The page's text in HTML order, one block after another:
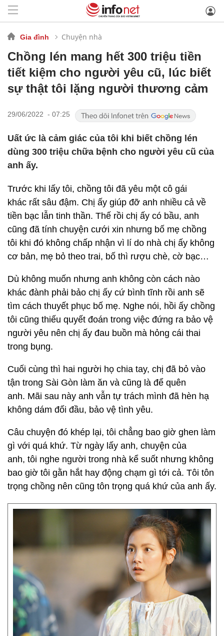
Gia đình Chuyện nhà
Chồng lén mang hết 300 triệu tiền
tiết kiệm cho người yêu cũ, lúc biết
sự thật tôi lặng người thương cảm
29/06/2022 - 07:25
Uất ức là cảm giác của tôi khi biết chồng lén
dùng 300 triệu chữa bệnh cho người yêu cũ của
anh ấy.
Trước khi lấy tôi, chồng tôi đã yêu một cô gái
khác rất sâu đậm. Chị ấy giúp đỡ anh nhiều cả về
tiền bạc lẫn tinh thần. Thế rồi chị ấy có bầu, anh
cũng đã tính chuyện cưới xin nhưng bố mẹ chồng
tôi khi đó không chấp nhận vì lí do nhà chị ấy không
cơ bản, mẹ bỏ theo trai, bố thì rượu chè, cờ bạc…
Dù không muốn nhưng anh không còn cách nào
khác đành phải bảo chị ấy cứ bình tĩnh rồi anh sẽ
tìm cách thuyết phục bố mẹ. Nghe nói, hồi ấy chồng
tôi cũng thiếu quyết đoán trong việc đứng ra bảo vệ
người yêu nên chị ấy đau buồn mà hỏng cái thai
trong bụng.
Cuối cùng thì hai người họ chia tay, chị đã bỏ vào
tận trong Sài Gòn làm ăn và cũng là để quên
anh. Mãi sau này anh vẫn tự trách mình đã hèn hạ
không dám đối đầu, bảo vệ tình yêu.
Câu chuyện đó khép lại, tôi chẳng bao giờ ghen làm
gì với quá khứ. Từ ngày lấy anh, chuyện của
anh, tôi nghe người trong nhà kể suốt nhưng không
bao giờ tôi gằn hắt hay động chạm gì tới cả. Tôi tôn
trọng chồng nên cũng tôn trọng quá khứ của anh ấy.